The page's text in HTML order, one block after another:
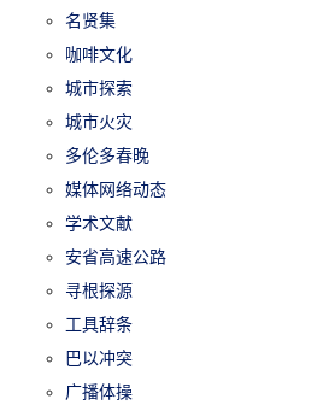
名贤集
咖啡文化
城市探索
城市火灾
多伦多春晚
媒体网络动态
学术文献
安省高速公路
寻根探源
工具辞条
巴以冲突
广播体操